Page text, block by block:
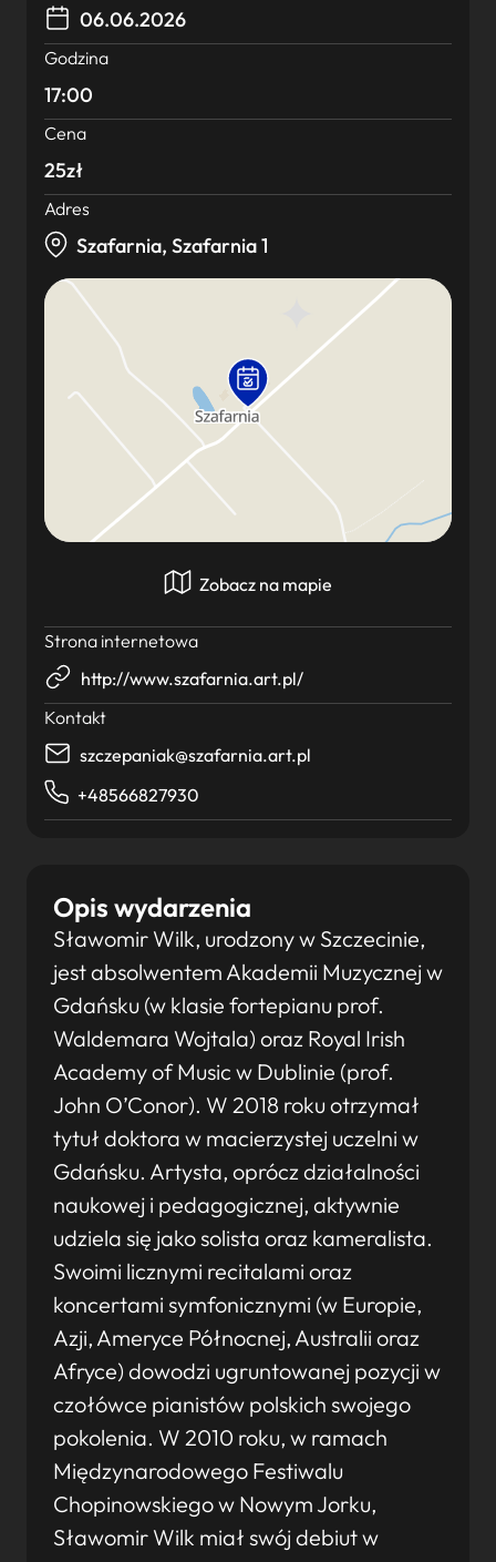
Opis wydarzenia
Sławomir Wilk, urodzony w Szczecinie,
jest absolwentem Akademii Muzycznej w
Gdańsku (w klasie fortepianu prof.
Waldemara Wojtala) oraz Royal Irish
Academy of Music w Dublinie (prof.
John O’Conor). W 2018 roku otrzymał
tytuł doktora w macierzystej uczelni w
Gdańsku. Artysta, oprócz działalności
naukowej i pedagogicznej, aktywnie
udziela się jako solista oraz kameralista.
Swoimi licznymi recitalami oraz
koncertami symfonicznymi (w Europie,
Azji, Ameryce Północnej, Australii oraz
Afryce) dowodzi ugruntowanej pozycji w
czołówce pianistów polskich swojego
pokolenia. W 2010 roku, w ramach
Międzynarodowego Festiwalu
Chopinowskiego w Nowym Jorku,
Sławomir Wilk miał swój debiut w
06.06.2026
Godzina
17:00
Cena
25zł
Adres
Szafarnia, Szafarnia 1
Zobacz na mapie
Strona internetowa
http://www.szafarnia.art.pl/
Kontakt
szczepaniak@szafarnia.art.pl
+48566827930